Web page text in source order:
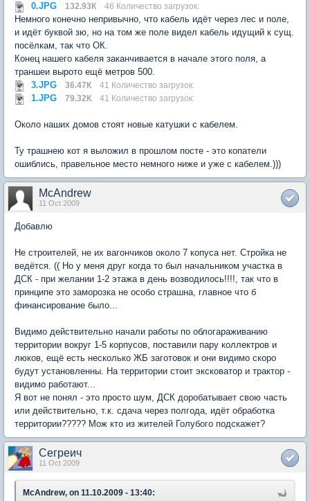
0.JPG 132.93К 46 Количество загрузок:
Немного конечно непривычно, что кабель идёт через лес и поле,
и идёт буквой зю, но на том же поле видел кабель идущий к сущ.
посёлкам, так что ОК.
Конец нашего кабеля заканчивается в начале этого поля, а
траншеи вырото ещё метров 500.
3.JPG
36.47К 41 Количество загрузок:
1.JPG 79.32К 41 Количество загрузок:
Около наших домов стоят новые катушки с кабелем.
Ту трашнею кот я выложил в прошлом посте - это копатели
ошиблись, правельное место немного ниже и уже с кабелем.)))
McAndrew
11 Oct 2009
Добавлю
Не строителей, не их вагончиков около 7 копуса нет. Стройка не
ведётся. (( Но у меня друг когда то был начальником участка в
ДСК - при желании 1-2 этажа в день возводилось!!!!, так что в
принципе это заморозка не особо страшна, главное что б
финансирование было...
Видимо действительно начали работы по облогараживанию
территории вокруг 1-5 корпусов, поставили пару коллектров и
люков, ещё есть несколько ЖБ заготовок и они видимо скоро
будут установленны. На территории стоит эксковатор и трактор -
видимо работают...
Я вот не понял - это просто шум, ДСК доробатывает свою часть
или действительно, т.к. сдача через полгода, идёт обработка
территории????? Мож кто из жителей Голубого подскажет?
Сегреич
11 Oct 2009
McAndrew, on 11.10.2009 - 13:40: